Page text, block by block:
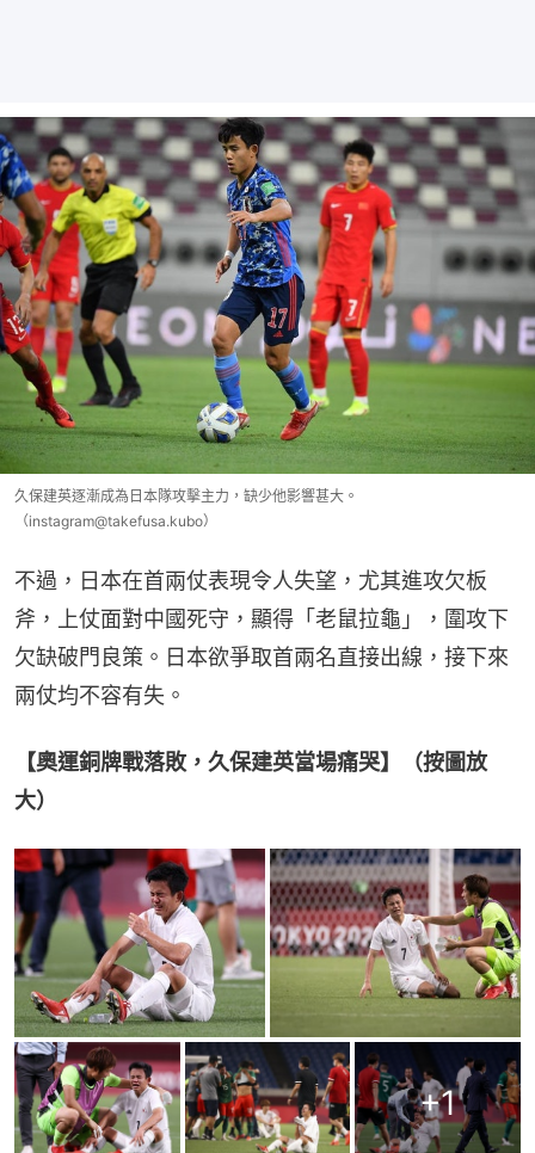
久保建英逐漸成為日本隊攻擊主力，缺少他影響甚大。
（instagram@takefusa.kubo）
不過，日本在首兩仗表現令人失望，尤其進攻欠板
斧，上仗面對中國死守，顯得「老鼠拉龜」，圍攻下
欠缺破門良策。日本欲爭取首兩名直接出線，接下來
兩仗均不容有失。
【奧運銅牌戰落敗，久保建英當場痛哭】（按圖放
大）
+1